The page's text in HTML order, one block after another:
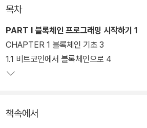
목차
PART I 블록체인 프로그래밍 시작하기 1
CHAPTER 1 블록체인 기초 3
1.1 비트코인에서 블록체인으로 4
책속에서